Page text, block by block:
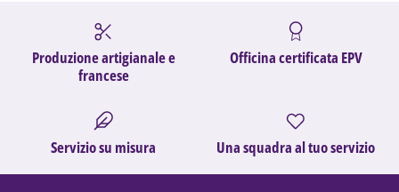
Produzione artigianale e
francese
Officina certificata EPV
Servizio su misura Una squadra al tuo servizio